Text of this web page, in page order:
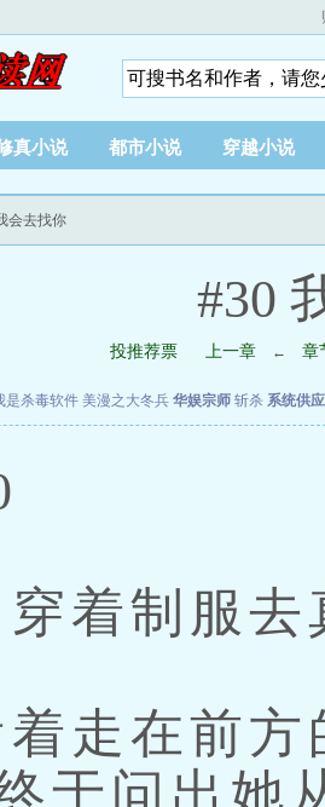
真小说 都市小说 穿越小说
会去找你
#30
投推荐票 上一章 ← 章
是杀毒软件 美漫之大冬兵 华娱宗师 斩杀 系统供
着制服去
走在前方
于问出她